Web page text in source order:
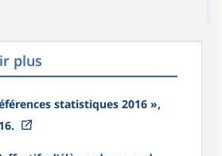
plus
statistiques 2016 »,